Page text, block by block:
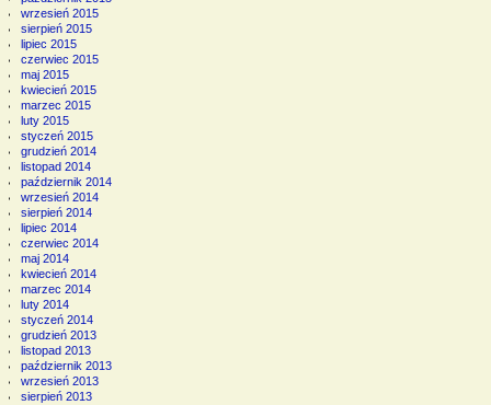
wrzesień 2015
sierpień 2015
lipiec 2015
czerwiec 2015
maj 2015
kwiecień 2015
marzec 2015
luty 2015
styczeń 2015
grudzień 2014
listopad 2014
październik 2014
wrzesień 2014
sierpień 2014
lipiec 2014
czerwiec 2014
maj 2014
kwiecień 2014
marzec 2014
luty 2014
styczeń 2014
grudzień 2013
listopad 2013
październik 2013
wrzesień 2013
sierpień 2013